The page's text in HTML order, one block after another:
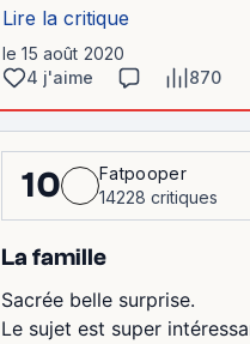
Lire la critique
le 15 août 2020
4 j'aime
870
10
Fatpooper
14228 critiques
La famille
Sacrée belle surprise.
Le sujet est super